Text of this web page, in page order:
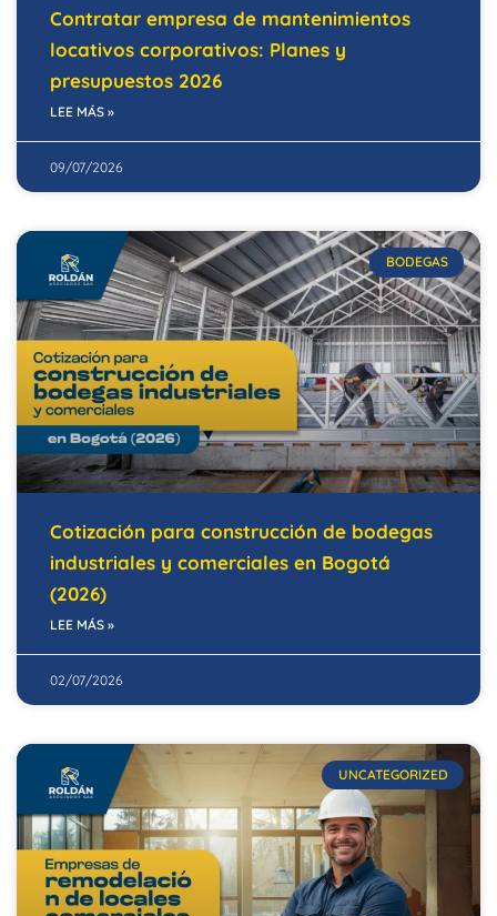
Contratar empresa de mantenimientos
locativos corporativos: Planes y
presupuestos 2026
LEE MÁS »
09/07/2026
BODEGAS
Cotización para construcción de bodegas
industriales y comerciales en Bogotá
(2026)
LEE MÁS »
02/07/2026
UNCATEGORIZED